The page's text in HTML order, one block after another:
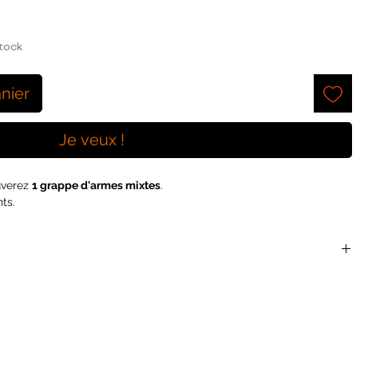
Je veux !
1 grappe d'armes mixtes.
comme des pinces coupantes, cutter de précision, limes,
ces accessoires dans notre boutique et nous sommes